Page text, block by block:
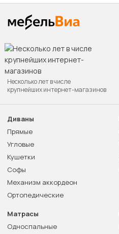
Несколько лет в числе
крупнейших интернет-магазинов
Диваны
Прямые
Угловые
Кушетки
Софы
Механизм аккордеон
Ортопедические
Матрасы
Односпальные